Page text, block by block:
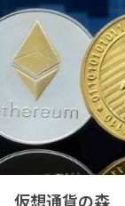
仮想通貨の森